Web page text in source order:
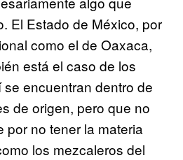
El Estado de México, por
como el de Oaxaca,
está el caso de los
encuentran dentro de
de origen, pero que no
por no tener la materia
los mezcaleros del